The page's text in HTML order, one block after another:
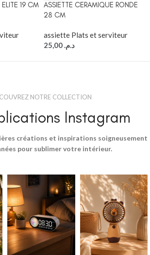
ELITE 19 CM ASSIETTE CERAMIQUE RONDE
28 CM
assiette Plats et serviteur
د.م.
NOTRE COLLECTION
Instagram
créations et inspirations soigneusement
pour sublimer votre intérieur.